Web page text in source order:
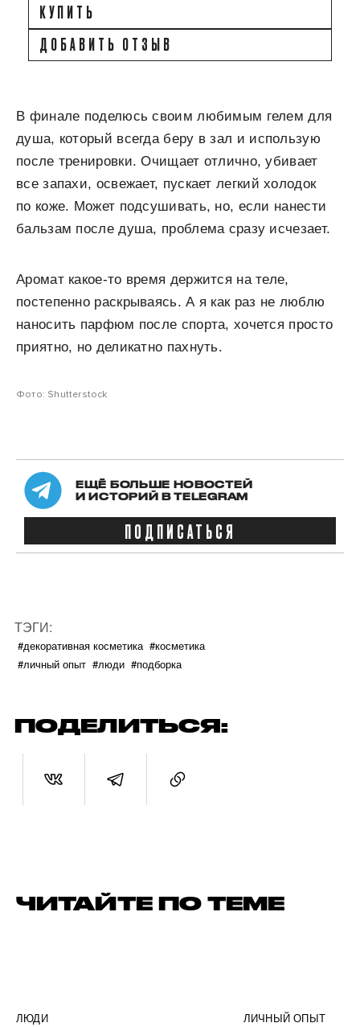
КУПИТЬ
ДОБАВИТЬ ОТЗЫВ
В финале поделюсь своим любимым гелем для
душа, который всегда беру в зал и использую
после тренировки. Очищает отлично, убивает
все запахи, освежает, пускает легкий холодок
по коже. Может подсушивать, но, если нанести
бальзам после душа, проблема сразу исчезает.
Аромат какое-то время держится на теле,
постепенно раскрываясь. А я как раз не люблю
наносить парфюм после спорта, хочется просто
приятно, но деликатно пахнуть.
Фото: Shutterstock
ЕЩЁ БОЛЬШЕ НОВОСТЕЙ
И ИСТОРИЙ В TELEGRAM
ПОДПИСАТЬСЯ
ТЭГИ:
#декоративная косметика #косметика
#личный опыт #люди #подборка
ПОДЕЛИТЬСЯ:
ЧИТАЙТЕ ПО ТЕМЕ
ЛЮДИ ЛИЧНЫЙ ОПЫТ